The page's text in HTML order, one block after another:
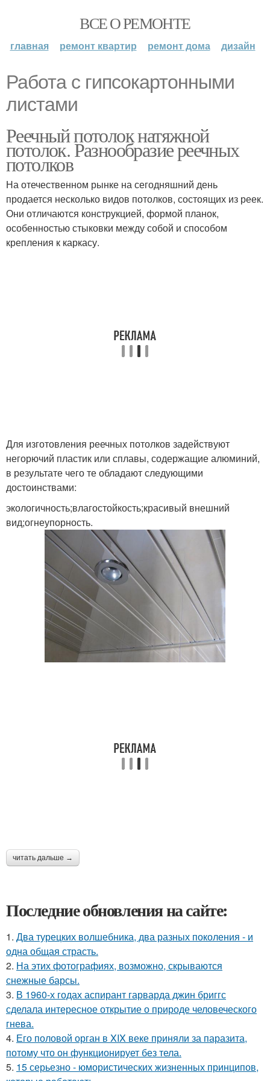
ВСЕ О РЕМОНТЕ
главная ремонт квартир ремонт дома дизайн
Работа с гипсокартонными
листами
Реечный потолок натяжной
потолок. Разнообразие реечных
потолков
На отечественном рынке на сегодняшний день
продается несколько видов потолков, состоящих из реек.
Они отличаются конструкцией, формой планок,
особенностью стыковки между собой и способом
крепления к каркасу.
Для изготовления реечных потолков задействуют
негорючий пластик или сплавы, содержащие алюминий,
в результате чего те обладают следующими
достоинствами:
экологичность;влагостойкость;красивый внешний
вид;огнеупорность.
читать дальше →
Последние обновления на сайте:
1. Два турецких волшебника, два разных поколения - и
одна общая страсть.
2. На этих фотографиях, возможно, скрываются
снежные барсы.
3. В 1960-х годах аспирант гарварда джин бриггс
сделала интересное открытие о природе человеческого
гнева.
4. Его половой орган в XIX веке приняли за паразита,
потому что он функционирует без тела.
5. 15 серьезно - юмористических жизненных принципов,